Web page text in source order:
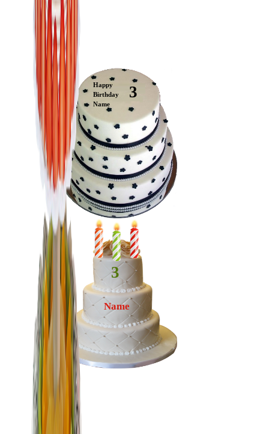
Happy
Birthday
Name
3
3
Name